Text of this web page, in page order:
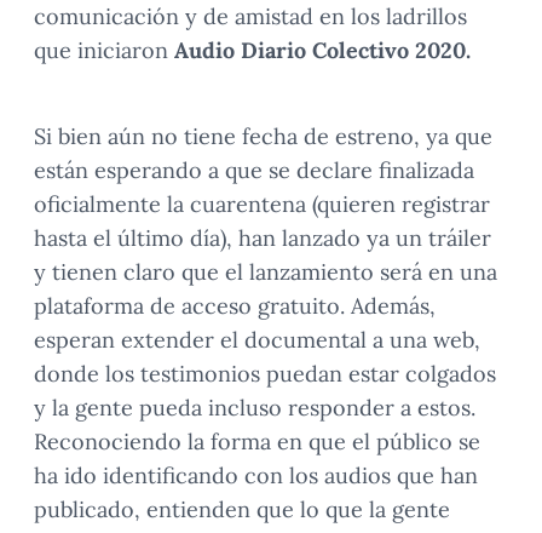
comunicación y de amistad en los ladrillos
que iniciaron Audio Diario Colectivo 2020.
Si bien aún no tiene fecha de estreno, ya que
están esperando a que se declare finalizada
oficialmente la cuarentena (quieren registrar
hasta el último día), han lanzado ya un tráiler
y tienen claro que el lanzamiento será en una
plataforma de acceso gratuito. Además,
esperan extender el documental a una web,
donde los testimonios puedan estar colgados
y la gente pueda incluso responder a estos.
Reconociendo la forma en que el público se
ha ido identificando con los audios que han
publicado, entienden que lo que la gente